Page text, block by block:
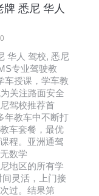
悉尼 华人
华人 驾校, 悉尼
专业驾驶教
车授课，学车教
关注路面安全
驾校推荐首
年教车中不断打
车套餐，最优
程。亚洲通驾
数学
地区的所有学
灵活，上门接
过。结果第